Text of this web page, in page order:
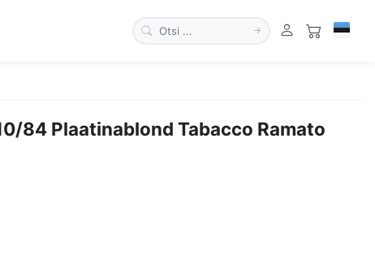
84 Plaatinablond Tabacco Ramato